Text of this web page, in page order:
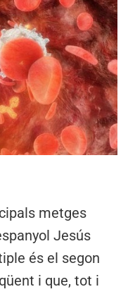
metges
Jesús
és el segon
i que, tot i